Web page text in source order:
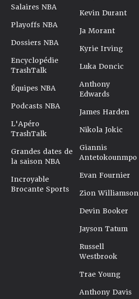
Salaires NBA
Playoffs NBA
Dossiers NBA
Encyclopédie
TrashTalk
Équipes NBA
Podcasts NBA
L'Apéro
TrashTalk
Grandes dates de
la saison NBA
Incroyable
Brocante Sports
Kevin Durant
Ja Morant
Kyrie Irving
Luka Doncic
Anthony
Edwards
James Harden
Nikola Jokic
Giannis
Antetokounmpo
Evan Fournier
Zion Williamson
Devin Booker
Jayson Tatum
Russell
Westbrook
Trae Young
Anthony Davis